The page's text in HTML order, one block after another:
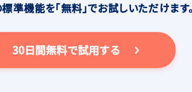
標準機能を「無料」でお試しいただけます。
30日間無料で試用する